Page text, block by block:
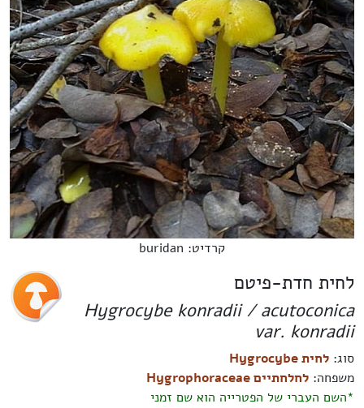
קרדיט: buridan
לחית חדת-פיטם
Hygrocybe konradii / acutoconica
var. konradii
סוג:לחית Hygrocybe
משפחה:לחלחתיים Hygrophoraceae
*השם העברי של הפטרייה הוא שם זמני